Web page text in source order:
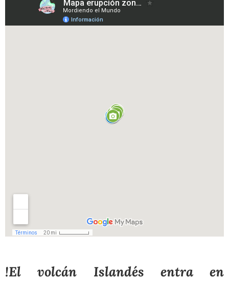
!El volcán Islandés entra en